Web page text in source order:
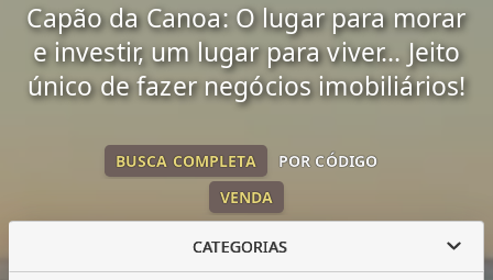
Capão da Canoa: O lugar para morar
e investir, um lugar para viver... Jeito
único de fazer negócios imobiliários!
VENDA
BUSCA COMPLETA POR CÓDIGO
CATEGORIAS